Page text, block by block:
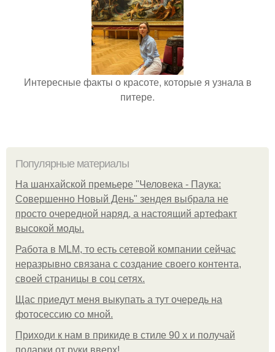
Интересные факты о красоте, которые я узнала в
питере.
Популярные материалы
На шанхайской премьере "Человека - Паука:
Совершенно Новый День" зендея выбрала не
просто очередной наряд, а настоящий артефакт
высокой моды.
Работа в MLM, то есть сетевой компании сейчас
неразрывно связана с создание своего контента,
своей страницы в соц сетях.
Щас приедут меня выкупать а тут очередь на
фотосессию со мной.
Приходи к нам в прикиде в стиле 90 х и получай